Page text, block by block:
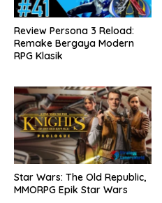
Review Persona 3 Reload:
Remake Bergaya Modern
RPG Klasik
Star Wars: The Old Republic,
MMORPG Epik Star Wars